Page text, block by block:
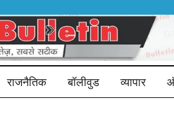
राजनैतिक बॉलीवुड व्यापार